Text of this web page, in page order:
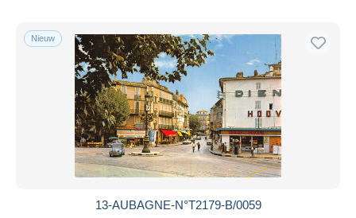
Nieuw
13-AUBAGNE-N°T2179-B/0059